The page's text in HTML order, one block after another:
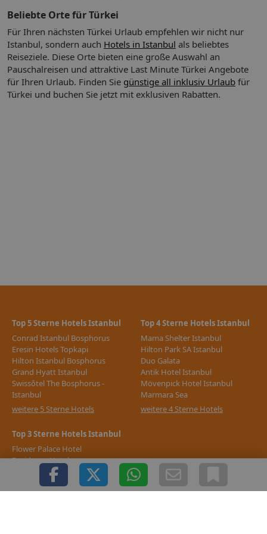
Beliebte Orte für Türkei
Für Ihren nächsten Türkei Urlaub empfehlen wir nicht nur
Istanbul, sondern auch Hotels in Istanbul als beliebtes
Reiseziele. Diese Orte bieten eine große Auswahl an
Pauschalreisen und attraktive Last Minute Türkei Angebote
für Ihren Urlaub. Finden Sie günstige all inklusiv Urlaub für
Türkei und buchen Sie jetzt mit exklusiven Rabatten.
Top 5 Sterne Hotels Istanbul
Conrad Istanbul Bosphorus
Eresin Hotels Topkapi
Hilton Istanbul Bosphorus
Grand Hyatt Istanbul
Swissôtel The Bosphorus -
Istanbul
weitere 5 Sterne Hotels
Top 4 Sterne Hotels Istanbul
Mama Shelter Istanbul
Hilton Park SA Istanbul
Duo Galata
Antik Hotel Istanbul
Mövenpick Hotel Istanbul
Marmara Sea
weitere 4 Sterne Hotels
Top 3 Sterne Hotels Istanbul
Flower Palace Hotel
Residence Hotel
Dream Bosphorus Hotel
Grand Tahir
Nine Istanbul